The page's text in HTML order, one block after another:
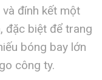
đính kết một
đặc biệt để trang
bóng bay lớn
công ty.